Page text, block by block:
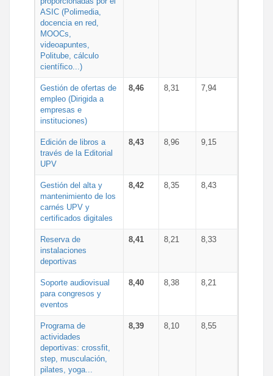
ASIC (Polimedia,
docencia en red,
MOOCs,
videoapuntes,
Politube, cálculo
científico...)
Gestión de ofertas de
empleo (Dirigida a
empresas e
instituciones)
8,46 8,31 7,94
Edición de libros a
través de la Editorial
UPV
8,43 8,96 9,15
Gestión del alta y
mantenimiento de los
carnés UPV y
certificados digitales
8,42 8,35 8,43
Reserva de
instalaciones
deportivas
8,41 8,21 8,33
Soporte audiovisual
para congresos y
eventos
8,40 8,38 8,21
Programa de
actividades
deportivas: crossfit,
step, musculación,
pilates, yoga...
8,39 8,10 8,55